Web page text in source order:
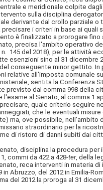
e meridionale colpite
sulla disciplina
derivante dal crollo parziale
precisare i criteri in base ai
è finalizzato a prorogare
precisa l'ambito operativo
145 del 2018), per le attività
esenzioni sino al 31
conseguente minor gettito.
relative all'imposta comunale
sentita la Conferenza
previsto dal comma 998 della
al Senato, al comma 1
quale criterio
che le eventuali
ma, ove possibile, nell'ambito
straordinario per la
di ristoro di danni subiti dai
disciplina la procedura
commi da 422 a 428-ter, della
reca interventi in materia
Abruzzo, del 2012 in Emilia-
del 2012 la proroga al 31